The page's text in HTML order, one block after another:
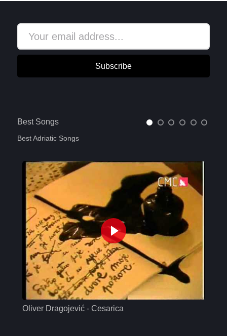
Subscribe
Best Songs
Best Adriatic Songs
Oliver Dragojević - Cesarica